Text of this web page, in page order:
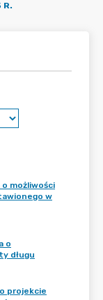
R.
o możliwości
w
o
długu
projekcie